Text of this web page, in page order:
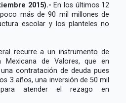
2015).-En los últimos 12
más de 90 mil millones de
escolar y los planteles no
recurre a un instrumento de
de Valores, que en
contratación de deuda pues
3 años, una inversión de 50 mil
atender el rezago en